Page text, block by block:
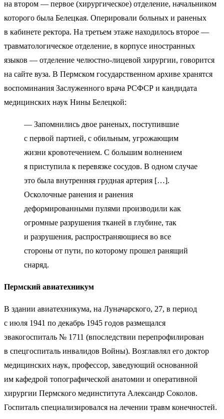
на втором — первое (хирургическое) отделение, начальником
которого была Белецкая. Оперировали больных и раненых
в кабинете ректора. На третьем этаже находилось второе —
травматологическое отделение, в корпусе иностранных
языков — отделение челюстно-лицевой хирургии, говорится
на сайте вуза. В Пермском государственном архиве хранятся
воспоминания Заслуженного врача РСФСР и кандидата
медицинских наук Нины Белецкой:
— Запомнились двое раненых, поступившие
с первой партией, с обильным, угрожающим
жизни кровотечением. С большим волнением
я приступила к перевязке сосудов. В одном случае
это была внутренняя грудная артерия […].
Осколочные ранения и ранения
деформированными пулями производили как
огромные разрушения тканей в глубине, так
и разрушения, распространяющиеся во все
стороны от пути, по которому прошел ранящий
снаряд.
Пермский авиатехникум
В здании авиатехникума, на Луначарского, 27, в период
с июля 1941 по декабрь 1945 годов размещался
эвакогоспиталь № 1711 (впоследствии перепрофилирован
в спецгоспиталь инвалидов Войны). Возглавлял его доктор
медицинских наук, профессор, заведующий основанной
им кафедрой топографической анатомии и оперативной
хирургии Пермского мединститута Александр Соколов.
Госпиталь специализировался на лечении травм конечностей.